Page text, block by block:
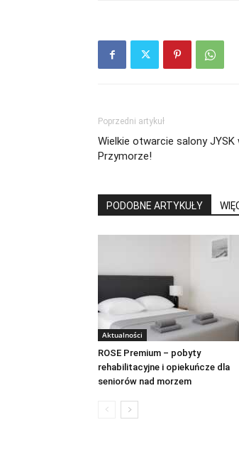
Poprzedni artykuł
Wielkie otwarcie salony JYSK
Przymorze!
PODOBNE ARTYKUŁY
Aktualności
ROSE Premium – pobyty
rehabilitacyjne i opiekuńcze dla
seniorów nad morzem